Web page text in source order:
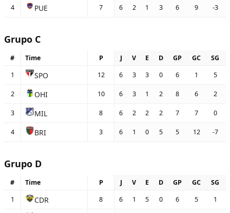
4 PUE 7 6 2 1 3 6 9 -3
Grupo C
# Time P J V E D GP GC
SG
1
SPO 12 6 3 3 0 6 1 5
2 OHI 10 6 3 1 2 8 6 2
3 MIL 8 6 2 2 2 7 7 0
4 BRI 3 6 1 0 5 5 12 -7
Grupo D
# Time P J V E D GP GC
SG
1
CDR 8 6 1 5 0 6 5 1